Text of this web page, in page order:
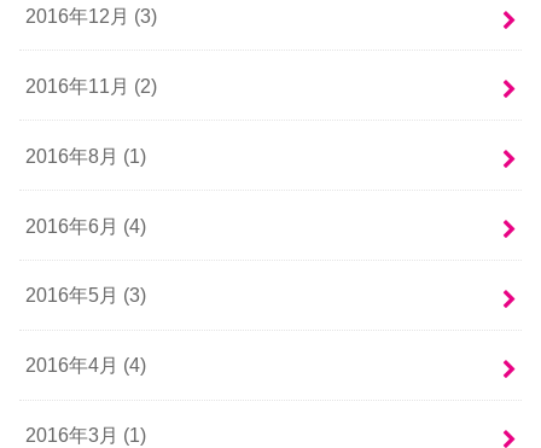
2016年12月 (3)
2016年11月 (2)
2016年8月 (1)
2016年6月 (4)
2016年5月 (3)
2016年4月 (4)
2016年3月 (1)